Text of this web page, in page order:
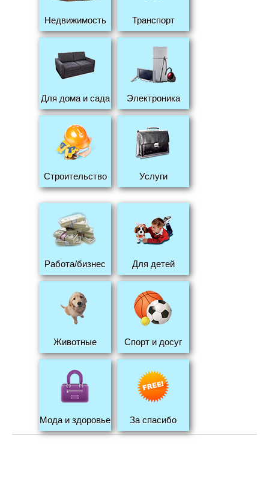
Недвижимость Транспорт
Для дома и сада Электроника
Строительство Услуги
Работа/бизнес Для детей
Животные Спорт и досуг
Мода и здоровье За спасибо